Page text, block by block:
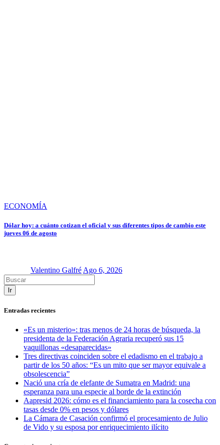
ECONOMÍA
Dólar hoy: a cuánto cotizan el oficial y sus diferentes tipos de cambio este
jueves 06 de agosto
Valentino GalfréAgo 6, 2026
Ir
Entradas recientes
«Es un misterio»: tras menos de 24 horas de búsqueda, la
presidenta de la Federación Agraria recuperó sus 15
vaquillonas «desaparecidas»
Tres directivas coinciden sobre el edadismo en el trabajo a
partir de los 50 años: “Es un mito que ser mayor equivale a
obsolescencia”
Nació una cría de elefante de Sumatra en Madrid: una
esperanza para una especie al borde de la extinción
Aapresid 2026: cómo es el financiamiento para la cosecha con
tasas desde 0% en pesos y dólares
La Cámara de Casación confirmó el procesamiento de Julio
de Vido y su esposa por enriquecimiento ilícito